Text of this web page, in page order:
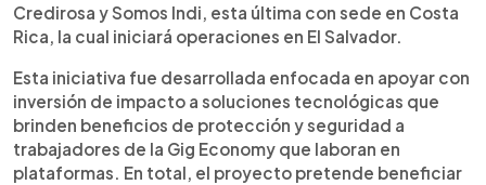
Credirosa y Somos Indi, esta última con sede en Costa
Rica, la cual iniciará operaciones en El Salvador.
Esta iniciativa fue desarrollada enfocada en apoyar con
inversión de impacto a soluciones tecnológicas que
brinden beneficios de protección y seguridad a
trabajadores de la Gig Economy que laboran en
plataformas. En total, el proyecto pretende beneficiar